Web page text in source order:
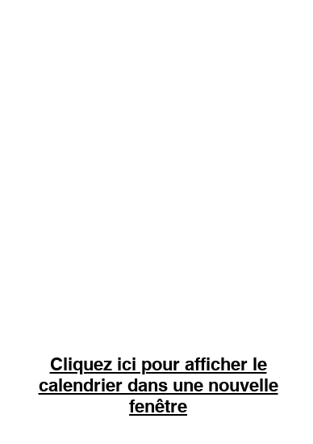
Cliquez ici pour afficher le
calendrier dans une nouvelle
fenêtre